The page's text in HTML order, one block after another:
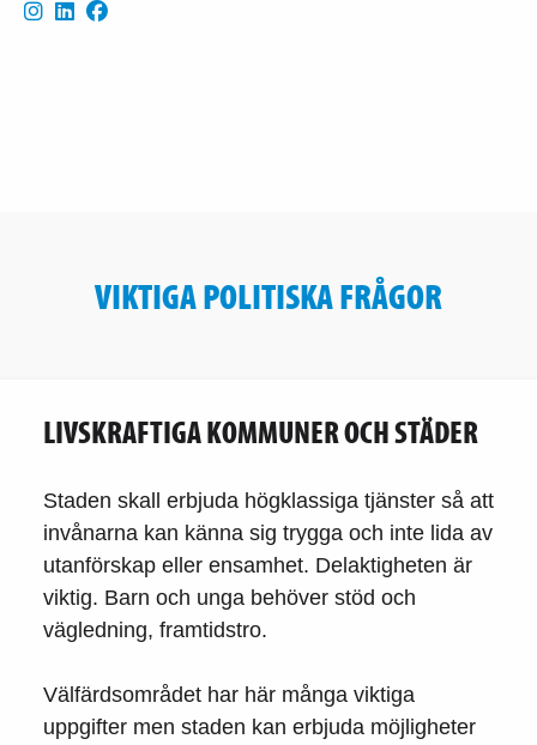
VIKTIGA POLITISKA FRÅGOR
LIVSKRAFTIGA KOMMUNER OCH STÄDER
Staden skall erbjuda högklassiga tjänster så att
invånarna kan känna sig trygga och inte lida av
utanförskap eller ensamhet. Delaktigheten är
viktig. Barn och unga behöver stöd och
vägledning, framtidstro.
Välfärdsområdet har här många viktiga
uppgifter men staden kan erbjuda möjligheter